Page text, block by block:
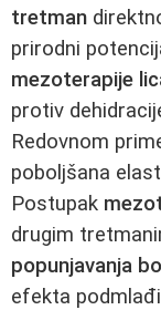
tretman
prirodni
mezoterapije
protiv
Redovnom
poboljšana
Postupak
drugim
popunjavanja
efekta